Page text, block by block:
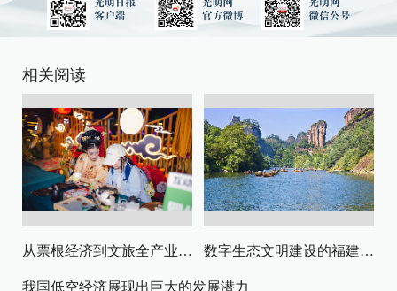
相关阅读
从票根经济到文旅全产业链升级 数字生态文明建设的福建路径与启示
我国低空经济展现出巨大的发展潜力